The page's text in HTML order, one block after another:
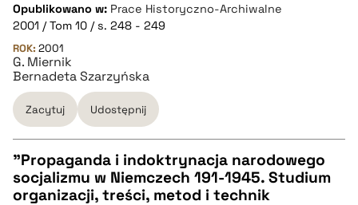
pobierz cytat
BIBTEX
pobierz cytat
Opublikowano w: Prace Historyczno-Archiwalne
2001 / Tom 10 / s. 248 - 249
ROK: 2001
G. Miernik
Bernadeta Szarzyńska
Zacytuj Udostępnij
CZYSTY TEKST
"Propaganda i indoktrynacja narodowego
socjalizmu w Niemczech 191-1945. Studium
organizacji, treści, metod i technik